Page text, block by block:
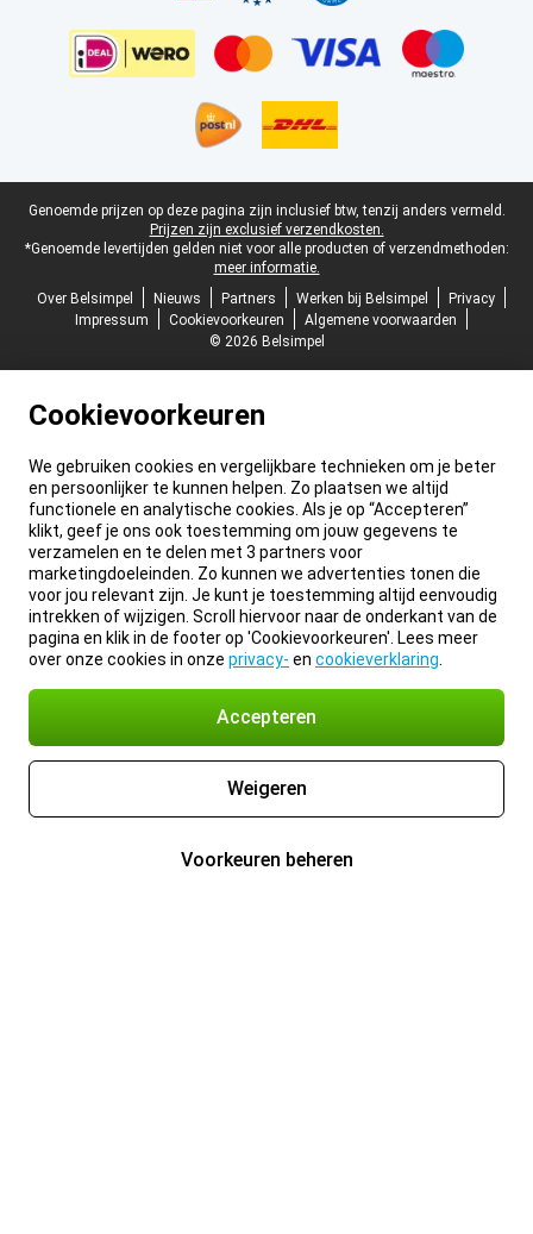
Juridische voettekst
Genoemde prijzen op deze pagina zijn inclusief btw, tenzij anders vermeld.
Prijzen zijn exclusief verzendkosten.
*Genoemde levertijden gelden niet voor alle producten of verzendmethoden:
meer informatie.
Over Belsimpel
Nieuws Partners Werken bij Belsimpel
Privacy
Impressum
Cookievoorkeuren
Algemene voorwaarden
© 2026 Belsimpel
Cookievoorkeuren
We gebruiken cookies en vergelijkbare technieken om je beter
en persoonlijker te kunnen helpen. Zo plaatsen we altijd
functionele en analytische cookies. Als je op “Accepteren”
klikt, geef je ons ook toestemming om jouw gegevens te
verzamelen en te delen met 3 partners voor
marketingdoeleinden. Zo kunnen we advertenties tonen die
voor jou relevant zijn. Je kunt je toestemming altijd eenvoudig
intrekken of wijzigen. Scroll hiervoor naar de onderkant van de
pagina en klik in de footer op 'Cookievoorkeuren'. Lees meer
over onze cookies in onze privacy- en cookieverklaring
Accepteren
Weigeren
Voorkeuren beheren